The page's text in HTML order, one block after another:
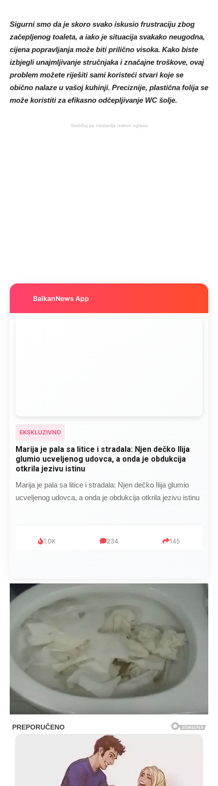
Sigurni smo da je skoro svako iskusio frustraciju zbog
začepljenog toaleta, a iako je situacija svakako neugodna,
cijena popravljanja može biti prilično visoka. Kako biste
izbjegli unajmljivanje stručnjaka i značajne troškove, ovaj
problem možete riješiti sami koristeći stvari koje se
obično nalaze u vašoj kuhinji. Preciznije, plastična folija se
može koristiti za efikasno odčepljivanje WC šolje.
Sadržaj se nastavlja nakon oglasa
BalkanNews App
EKSKLUZIVNO
Marija je pala sa litice i stradala: Njen dečko Ilija
glumio ucveljenog udovca, a onda je obdukcija
otkrila jezivu istinu
Marija je pala sa litice i stradala: Njen dečko Ilija glumio
ucveljenog udovca, a onda je obdukcija otkrila jezivu istinu
1.0K 234 145